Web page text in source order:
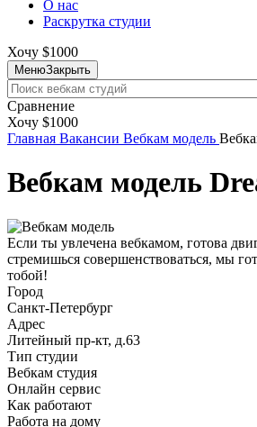
О нас
Раскрутка студии
Хочу $1000
МенюЗакрыть
Сравнение
Хочу $1000
Главная Вакансии Вебкам модель
Вебкам модель
Если ты увлечена вебкамом, готова
стремишься совершенствоваться, мы
тобой!
Город
Санкт-Петербург
Адрес
Литейный пр-кт, д.63
Тип студии
Вебкам студия
Онлайн сервис
Как работают
Работа на дому